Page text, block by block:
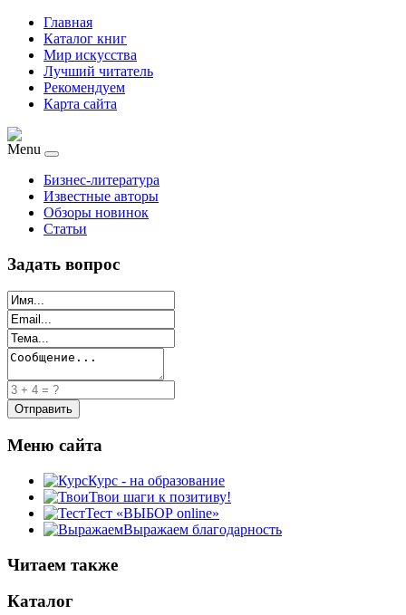
Главная
Каталог книг
Мир искусства
Лучший читатель
Рекомендуем
Карта сайта
Menu
Бизнес-литература
Известные авторы
Обзоры новинок
Статьи
Задать вопрос
Меню сайта
Курс - на образование
Твои шаги к позитиву!
Тест «ВЫБОР online»
Выражаем благодарность
Читаем также
Каталог